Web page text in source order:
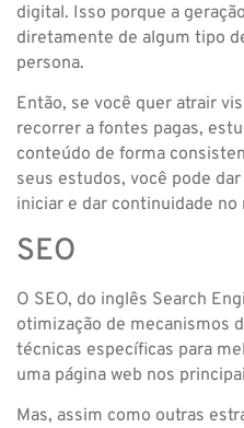
digital. Isso porque a
diretamente de algum tipo
persona.
Então, se você quer atrair
recorrer a fontes pagas,
conteúdo de forma
seus estudos, você pode
iniciar e dar continuidade
SEO
O SEO, do inglês Search
otimização de mecanismos
técnicas específicas para
uma página web nos
Mas, assim como outras